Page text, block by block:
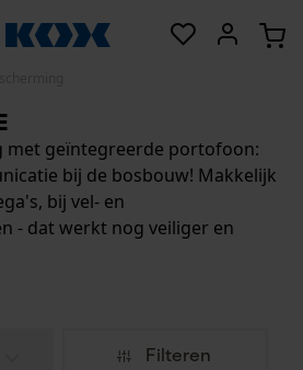
met geïntegreerde portofoon:
bij de bosbouw! Makkelijk
bij vel- en
- dat werkt nog veiliger en
Filteren